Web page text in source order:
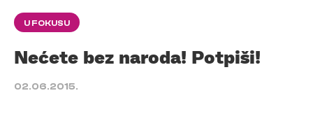
U FOKUSU
Nećete bez naroda! Potpiši!
02.06.2015.